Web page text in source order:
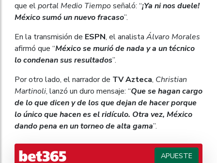
que elportal Medio Tiemposeñaló: “¡Ya ni nos duele!
México sumó un nuevo fracaso”.
En la transmisión de ESPN, el analista Álvaro Morales
afirmó que “México se murió de nada y a un técnico
lo condenan sus resultados”.
Por otro lado, el narrador de TV Azteca, Christian
Martinoli, lanzó un duro mensaje: “Que se hagan cargo
de lo que dicen y de los que dejan de hacer porque
lo único que hacen es el ridículo. Otra vez, México
dando pena en un torneo de alta gama”.
APUESTE